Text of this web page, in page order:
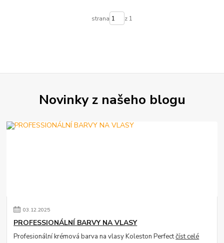
strana z 1
Novinky z našeho blogu
03.12.2025
PROFESSIONÁLNÍ BARVY NA VLASY
Profesionální krémová barva na vlasy Koleston Perfectčíst celé